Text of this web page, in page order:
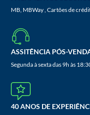
MB, MBWay , Cartões de
ASSITÊNCIA PÓS-
Segunda à sexta das 9h às
40 ANOS DE